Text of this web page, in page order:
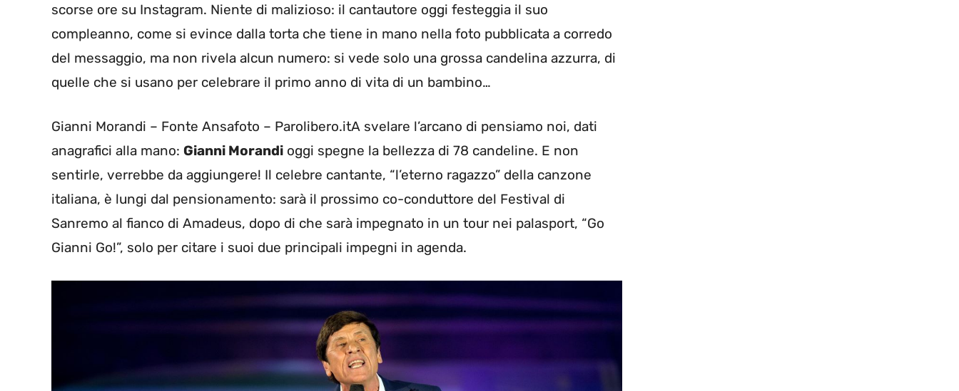
scorse ore su Instagram. Niente di malizioso: il cantautore oggi festeggia il suo
compleanno, come si evince dalla torta che tiene in mano nella foto pubblicata a corredo
del messaggio, ma non rivela alcun numero: si vede solo una grossa candelina azzurra, di
quelle che si usano per celebrare il primo anno di vita di un bambino…
Gianni Morandi – Fonte Ansafoto – Parolibero.itA svelare l’arcano di pensiamo noi, dati
anagrafici alla mano: Gianni Morandi oggi spegne la bellezza di 78 candeline. E non
sentirle, verrebbe da aggiungere! Il celebre cantante, “l’eterno ragazzo” della canzone
italiana, è lungi dal pensionamento: sarà il prossimo co-conduttore del Festival di
Sanremo al fianco di Amadeus, dopo di che sarà impegnato in un tour nei palasport, “Go
Gianni Go!”, solo per citare i suoi due principali impegni in agenda.